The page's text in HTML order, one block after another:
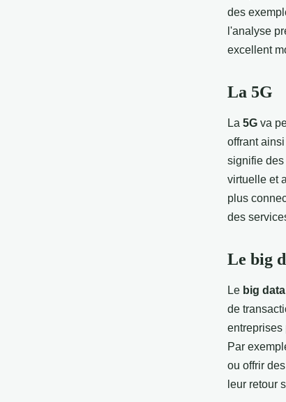
des
l'analyse
excellent
La 5G
La 5G va
offrant
signifie
virtuelle et
plus
des
Le big
Le big data
de
entreprises
Par
ou offrir
leur retour